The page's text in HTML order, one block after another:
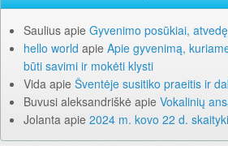
Saulius apie Gyvenimo posūkiai,
hello world apie Apie gyvenimą,
būti savimi ir mokėti klysti
Vida apie Šventėje susitiko praeitis ir
Buvusi aleksandriškė apie Vokalinių
Jolanta apie 2024 m. kovo 22 d.